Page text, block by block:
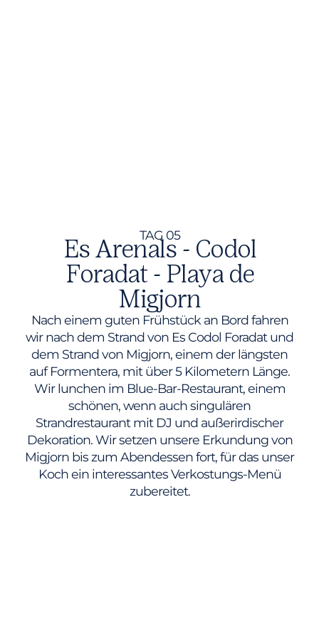
TAG 05
Es Arenals - Codol
Foradat - Playa de
Migjorn
Nach einem guten Frühstück an Bord fahren
wir nach dem Strand von Es Codol Foradat und
dem Strand von Migjorn, einem der längsten
auf Formentera, mit über 5 Kilometern Länge.
Wir lunchen im Blue-Bar-Restaurant, einem
schönen, wenn auch singulären
Strandrestaurant mit DJ und außerirdischer
Dekoration. Wir setzen unsere Erkundung von
Migjorn bis zum Abendessen fort, für das unser
Koch ein interessantes Verkostungs-Menü
zubereitet.